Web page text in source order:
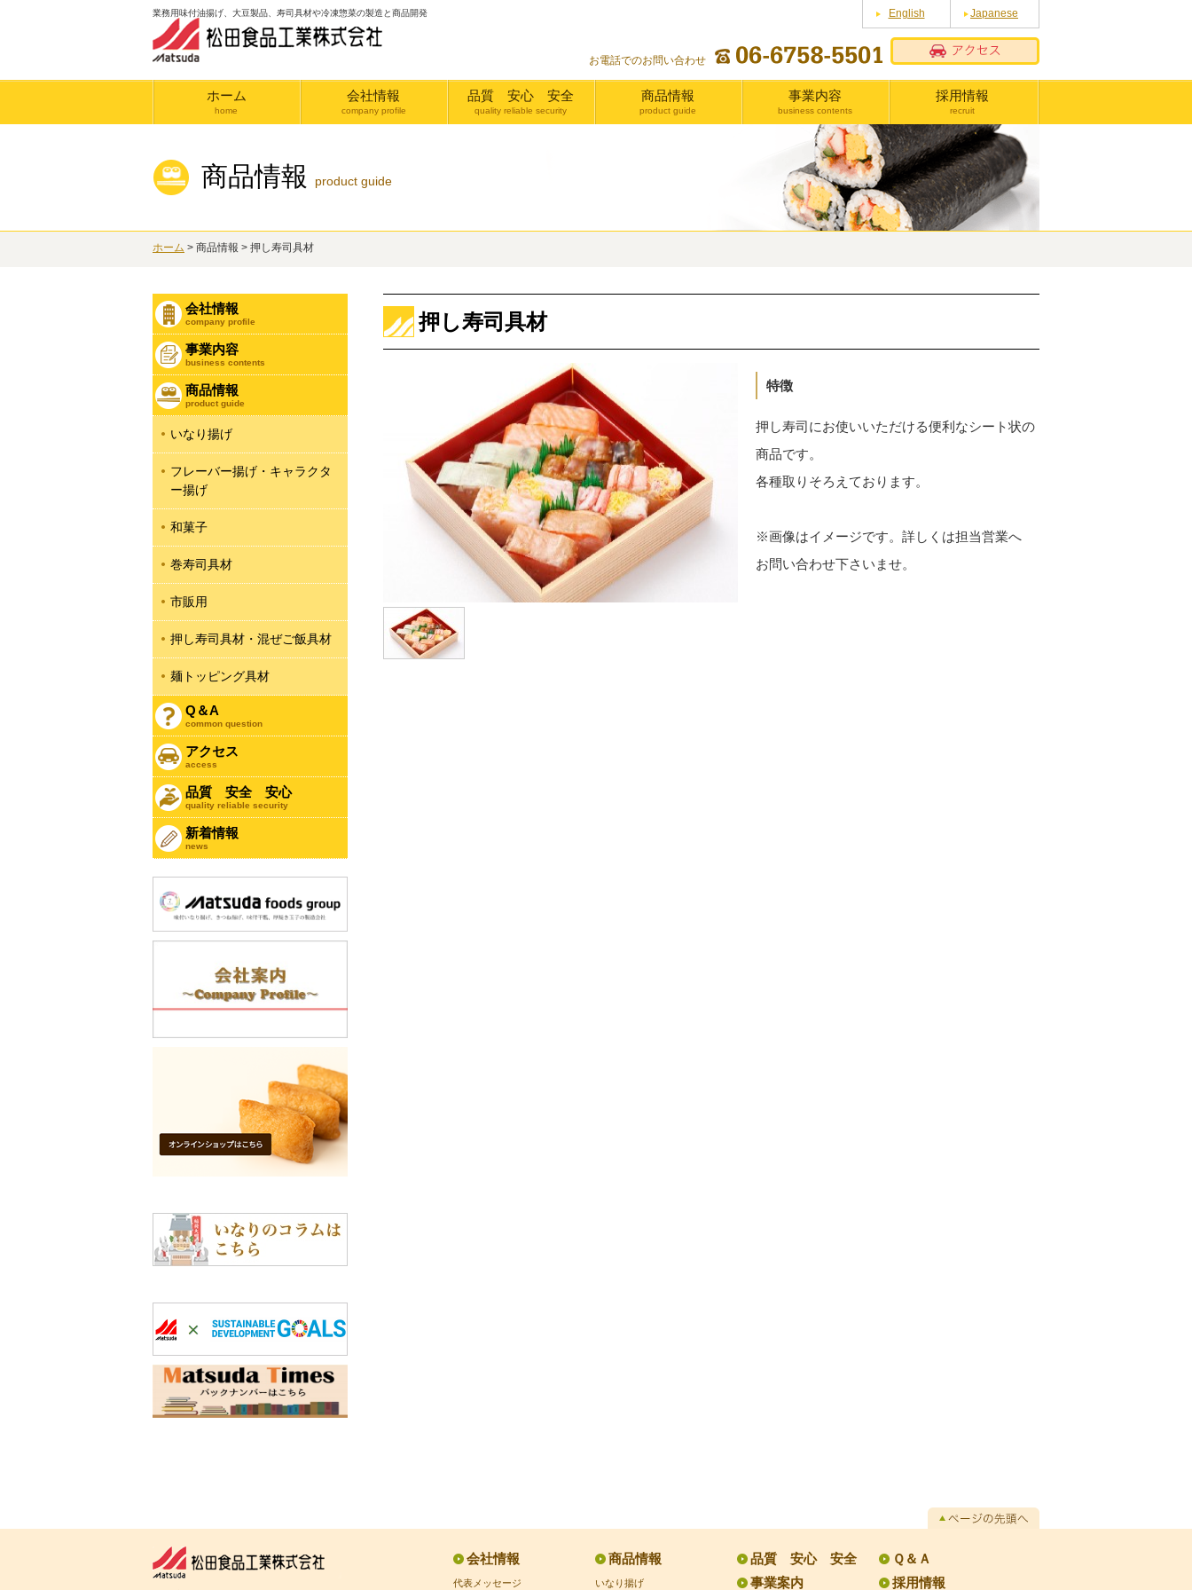
業務用味付油揚げ、大豆製品、寿司具材や冷凍惣菜の製造と商品開発 English Japanese
お電話でのお問い合わせ
ホーム
home
会社情報
company profile
品質 安心 安全
quality reliable security
商品情報
product guide
事業内容
business contents
採用情報
recruit
商品情報 product guide
ホーム > 商品情報 > 押し寿司具材
押し寿司具材
特徴
押し寿司にお使いいただける便利なシート状の
商品です。
各種取りそろえております。
※画像はイメージです。詳しくは担当営業へ
お問い合わせ下さいませ。
会社情報
company profile
事業内容
business contents
商品情報
product guide
いなり揚げ
フレーバー揚げ・キャラクタ
ー揚げ
和菓子
巻寿司具材
市販用
押し寿司具材・混ぜご飯具材
麺トッピング具材
Q＆A
common question
アクセス
access
品質 安全 安心
quality reliable security
新着情報
news
会社情報
代表メッセージ
商品情報
いなり揚げ
品質 安心 安全
事業案内
Ｑ＆Ａ
採用情報